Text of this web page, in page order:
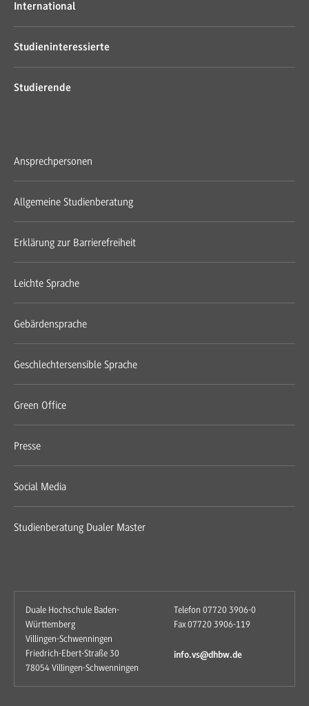
International
Studieninteressierte
Studierende
Ansprechpersonen
Allgemeine Studienberatung
Erklärung zur Barrierefreiheit
Leichte Sprache
Gebärdensprache
Geschlechtersensible Sprache
Green Office
Presse
Social Media
Studienberatung Dualer Master
Duale Hochschule Baden-
Württemberg
Villingen-Schwenningen
Friedrich-Ebert-Straße 30
78054 Villingen-Schwenningen
Telefon 07720 3906-0
Fax 07720 3906-119
info.vs@dhbw.de